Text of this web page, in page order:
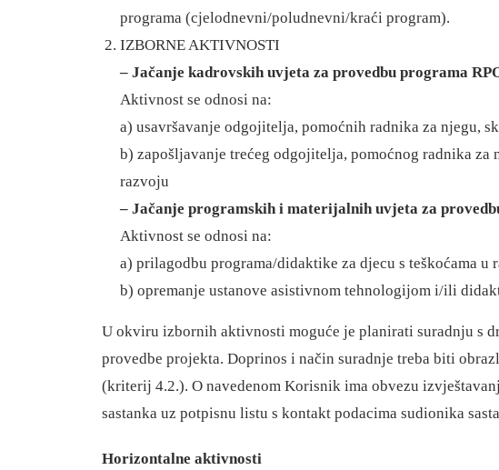
programa (cjelodnevni/poludnevni/kraći program).
IZBORNE AKTIVNOSTI
– Jačanje kadrovskih uvjeta za provedbu programa
Aktivnost se odnosi na:
a) usavršavanje odgojitelja, pomoćnih radnika za njegu,
b) zapošljavanje trećeg odgojitelja, pomoćnog radnika
razvoju
– Jačanje programskih i materijalnih uvjeta za
Aktivnost se odnosi na:
a) prilagodbu programa/didaktike za djecu s teškoćama
b) opremanje ustanove asistivnom tehnologijom i/ili
U okviru izbornih aktivnosti moguće je planirati suradnju s
provedbe projekta. Doprinos i način suradnje treba biti
(kriterij 4.2.). O navedenom Korisnik ima obvezu
sastanka uz potpisnu listu s kontakt podacima sudionika
Horizontalne aktivnosti